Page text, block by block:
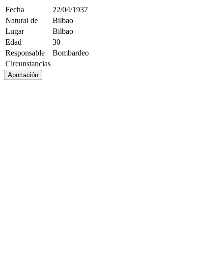
Fecha
22/04/1937
Natural de
Bilbao
Lugar
Bilbao
Edad
30
Responsable
Bombardeo
Circunstancias